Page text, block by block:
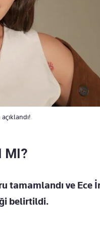
MI?
tamamlandı ve Ece
belirtildi.